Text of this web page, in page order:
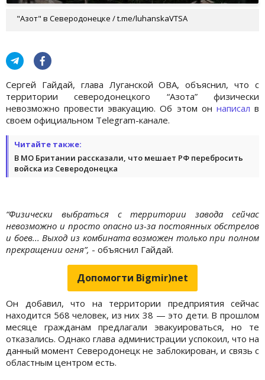
"Азот" в Северодонецке / t.me/luhanskaVTSA
Сергей Гайдай, глава Луганской ОВА, объяснил, что с
территории северодонецкого “Азота” физически
невозможно провести эвакуацию. Об этом он написал в
своем официальном Telegram-канале.
Читайте также:
В МО Британии рассказали, что мешает РФ перебросить
войска из Северодонецка
“Физически выбраться с территории завода сейчас
невозможно и просто опасно из-за постоянных обстрелов
и боев... Выход из комбината возможен только при полном
прекращении огня”, - объяснил Гайдай.
Допомогти Bigmir)net
Он добавил, что на территории предприятия сейчас
находится 568 человек, из них 38 — это дети. В прошлом
месяце гражданам предлагали эвакуироваться, но те
отказались. Однако глава администрации успокоил, что на
данный момент Северодонецк не заблокирован, и связь с
областным центром есть.